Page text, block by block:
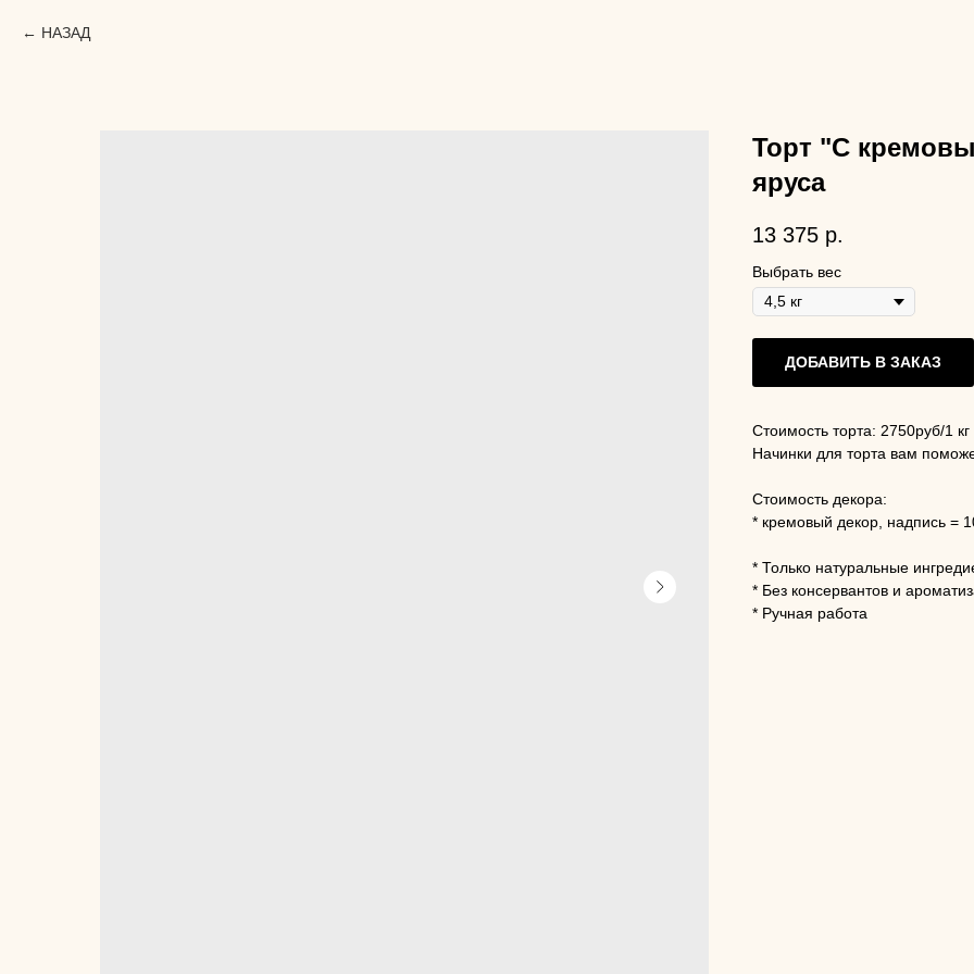
НАЗАД
Торт "С
яруса
13 375 р.
Выбрать вес
ДОБАВИТЬ В ЗАКАЗ
Стоимость торта: 2750руб/1 кг
Начинки для торта вам
Стоимость декора:
* кремовый декор, надпись =
* Только натуральные
* Без консервантов и
* Ручная работа